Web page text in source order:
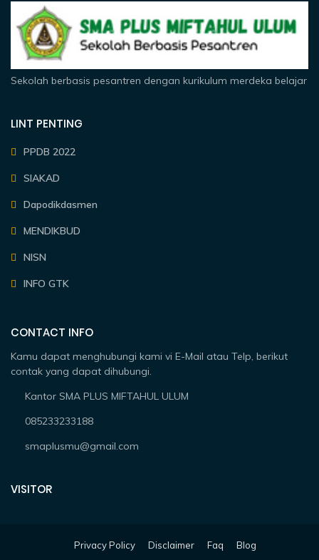
Sekolah berbasis pesantren dengan kurikulum merdeka belajar
LINT PENTING
PPDB 2022
SIAKAD
Dapodikdasmen
MENDIKBUD
NISN
INFO GTK
CONTACT INFO
Kamu dapat menghubungi kami vi E-Mail atau Telp, berikut
contak yang dapat dihubungi.
Kantor SMA PLUS MIFTAHUL ULUM
085233233188
smaplusmu@gmail.com
VISITOR
Privacy Policy Disclaimer Faq
Blog